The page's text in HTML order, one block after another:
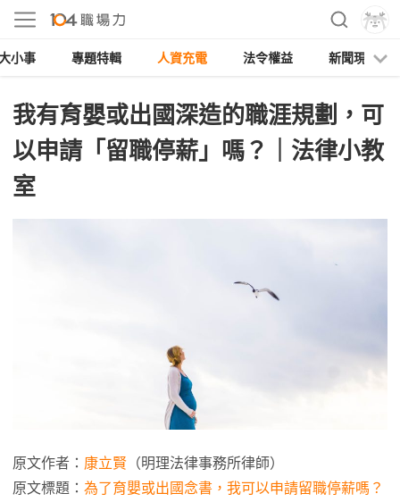
小事 專題特輯 人資充電 法令權益 新聞現場
我有育嬰或出國深造的職涯規劃，可
以申請「留職停薪」嗎？｜法律小教
室
原文作者： 康立賢 （明理法律事務所律師）
原文標題： 為了育嬰或出國念書，我可以申請留職停薪嗎？